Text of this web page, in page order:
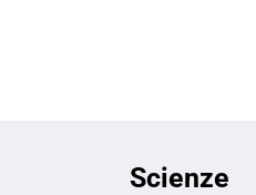
Scienze